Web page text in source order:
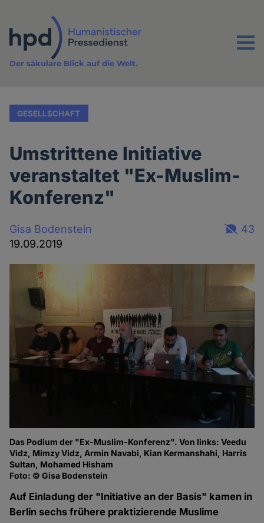
Inhalt
Menu
Der säkulare Blick auf die Welt.
GESELLSCHAFT
Umstrittene Initiative
veranstaltet "Ex-Muslim-
Konferenz"
Gisa Bodenstein
19.09.2019
43
Das Podium der "Ex-Muslim-Konferenz". Von links: Veedu
Vidz, Mimzy Vidz, Armin Navabi, Kian Kermanshahi, Harris
Sultan, Mohamed Hisham
Foto: © Gisa Bodenstein
Auf Einladung der "Initiative an der Basis" kamen in
Berlin sechs frühere praktizierende Muslime